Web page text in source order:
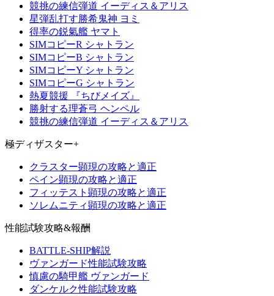
競挑の練信弾道 イーディス＆アリス
星弾乱打す勝希鬼神 ヨミ
得率の鋭氣艦 ヤマト
SIMコピーR シャトラン
SIMコピーB シャトラン
SIMコピーY シャトラン
SIMコピーG シャトラン
熱夏競援 『ちびメイズ』
勝射する理蒼弓 ヘンペル
競挑の練信弾道 イーディス＆アリス
極ディザスター+
クラスター顕現の攻略と適正
ペイン顕現の攻略と適正
フィッテスト顕現の攻略と適正
ソレムニティ顕現の攻略と適正
性能試験攻略&報酬
BATTLE-SHIP解説
ヴァンガード性能試験攻略
慎慮の騎甲艦 ヴァンガード
ダンケルク性能試験攻略